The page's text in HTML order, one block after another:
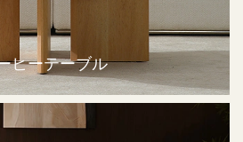
ヒーテーブル